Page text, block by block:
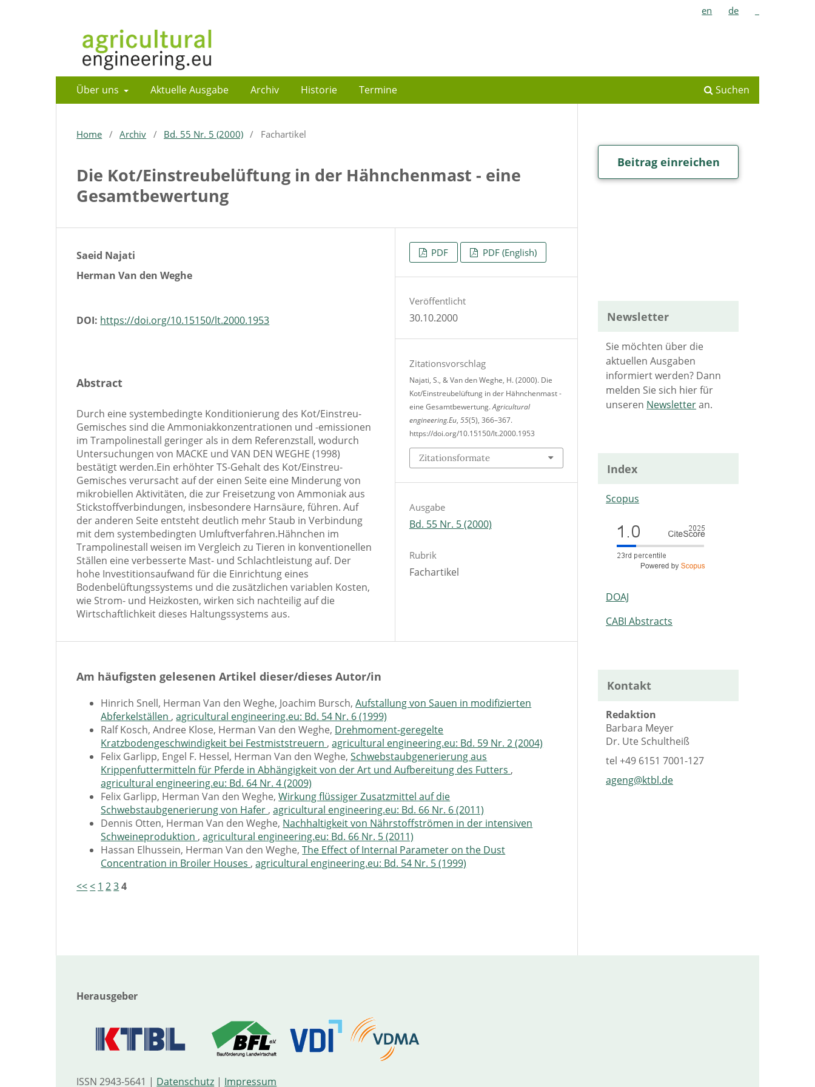
Über uns Aktuelle Ausgabe Archiv Historie Termine Suchen
en de
Home / Archiv / Bd. 55 Nr. 5 (2000) / Fachartikel
Die Kot/Einstreubelüftung in der Hähnchenmast - eine
Gesamtbewertung
Saeid Najati
Herman Van den Weghe
DOI: https://doi.org/10.15150/lt.2000.1953
Abstract
Durch eine systembedingte Konditionierung des Kot/Einstreu-
Gemisches sind die Ammoniakkonzentrationen und -emissionen
im Trampolinestall geringer als in dem Referenzstall, wodurch
Untersuchungen von MACKE und VAN DEN WEGHE (1998)
bestätigt werden.Ein erhöhter TS-Gehalt des Kot/Einstreu-
Gemisches verursacht auf der einen Seite eine Minderung von
mikrobiellen Aktivitäten, die zur Freisetzung von Ammoniak aus
Stickstoffverbindungen, insbesondere Harnsäure, führen. Auf
der anderen Seite entsteht deutlich mehr Staub in Verbindung
mit dem systembedingten Umluftverfahren.Hähnchen im
Trampolinestall weisen im Vergleich zu Tieren in konventionellen
Ställen eine verbesserte Mast- und Schlachtleistung auf. Der
hohe Investitionsaufwand für die Einrichtung eines
Bodenbelüftungssystems und die zusätzlichen variablen Kosten,
wie Strom- und Heizkosten, wirken sich nachteilig auf die
Wirtschaftlichkeit dieses Haltungssystems aus.
PDF PDF (English)
Veröffentlicht
30.10.2000
Zitationsvorschlag
Najati, S., & Van den Weghe, H. (2000). Die
Kot/Einstreubelüftung in der Hähnchenmast -
eine Gesamtbewertung.Agricultural
engineering.Eu, 55(5), 366–367.
https://doi.org/10.15150/lt.2000.1953
Zitationsformate
Ausgabe
Bd. 55 Nr. 5 (2000)
Rubrik
Fachartikel
Am häufigsten gelesenen Artikel dieser/dieses Autor/in
Hinrich Snell, Herman Van den Weghe, Joachim Bursch,Aufstallung von Sauen in modifizierten
Abferkelställen,agricultural engineering.eu: Bd. 54 Nr. 6 (1999)
Ralf Kosch, Andree Klose, Herman Van den Weghe, Drehmoment-geregelte
Kratzbodengeschwindigkeit bei Festmiststreuern,agricultural engineering.eu: Bd. 59 Nr. 2 (2004)
Felix Garlipp, Engel F. Hessel, Herman Van den Weghe,Schwebstaubgenerierung aus
Krippenfuttermitteln für Pferde in Abhängigkeit von der Art und Aufbereitung des Futters,
agricultural engineering.eu: Bd. 64 Nr. 4 (2009)
Felix Garlipp, Herman Van den Weghe,Wirkung flüssiger Zusatzmittel auf die
Schwebstaubgenerierung von Hafer,agricultural engineering.eu: Bd. 66 Nr. 6 (2011)
Dennis Otten, Herman Van den Weghe, Nachhaltigkeit von Nährstoffströmen in der intensiven
Schweineproduktion,agricultural engineering.eu: Bd. 66 Nr. 5 (2011)
Hassan Elhussein, Herman Van den Weghe,The Effect of InternaI Parameter on the Dust
Concentration in Broiler Houses,agricultural engineering.eu: Bd. 54 Nr. 5 (1999)
<<< 1 234
Beitrag einreichen
Newsletter
Sie möchten über die
aktuellen Ausgaben
informiert werden? Dann
melden Sie sich hier für
unseren Newsletteran.
Index
Scopus
DOAJ
CABI Abstracts
Kontakt
Redaktion
Barbara Meyer
Dr. Ute Schultheiß
tel+49 6151 7001-127
ageng@ktbl.de
Herausgeber
ISSN 2943-5641 | Datenschutz | Impressum